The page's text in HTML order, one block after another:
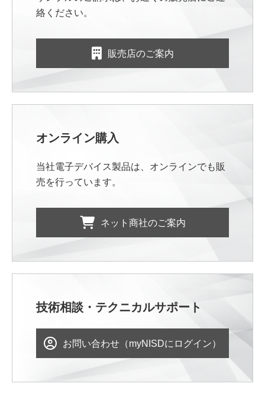
絡ください。
販売店のご案内
オンライン購入
当社電子デバイス製品は、オンラインでも販
売を行っています。
ネット商社のご案内
技術相談・テクニカルサポート
お問い合わせ（myNISDにログイン）